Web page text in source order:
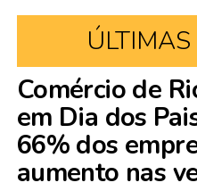
Comércio de
em Dia dos
66% dos
aumento nas